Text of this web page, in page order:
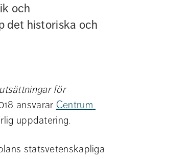
och
det historiska och
för
ansvarar Centrum
uppdatering.
statsvetenskapliga